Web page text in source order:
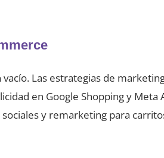
Las estrategias de
en Google Shopping y
y remarketing para